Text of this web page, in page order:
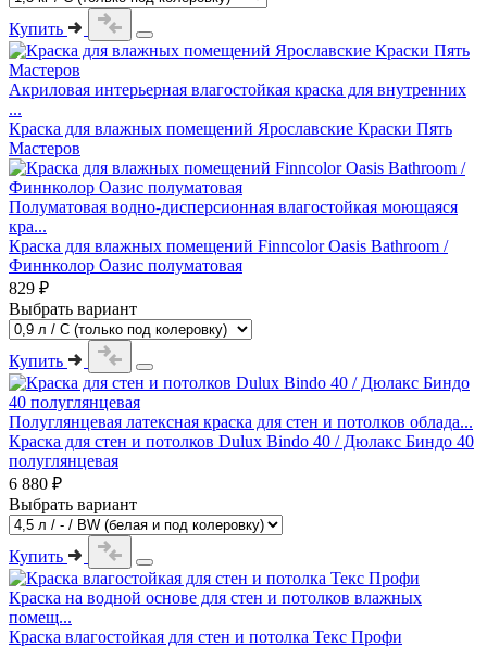
Купить
Акриловая интерьерная влагостойкая краска для внутренних
...
Краска для влажных помещений Ярославские Краски Пять
Мастеров
Полуматовая водно-дисперсионная влагостойкая моющаяся
кра...
Краска для влажных помещений Finncolor Oasis Bathroom /
Финнколор Оазис полуматовая
829 ₽
Выбрать вариант
Купить
Полуглянцевая латексная краска для стен и потолков облада...
Краска для стен и потолков Dulux Bindo 40 / Дюлакс Биндо 40
полуглянцевая
6 880 ₽
Выбрать вариант
Купить
Краска на водной основе для стен и потолков влажных
помещ...
Краска влагостойкая для стен и потолка Текс Профи